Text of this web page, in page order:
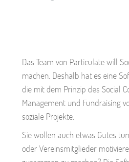
Das Team von Particulate will
machen. Deshalb hat es eine
die mit dem Prinzip des Social
Management und Fundraising
soziale Projekte.
Sie wollen auch etwas Gutes
oder Vereinsmitglieder